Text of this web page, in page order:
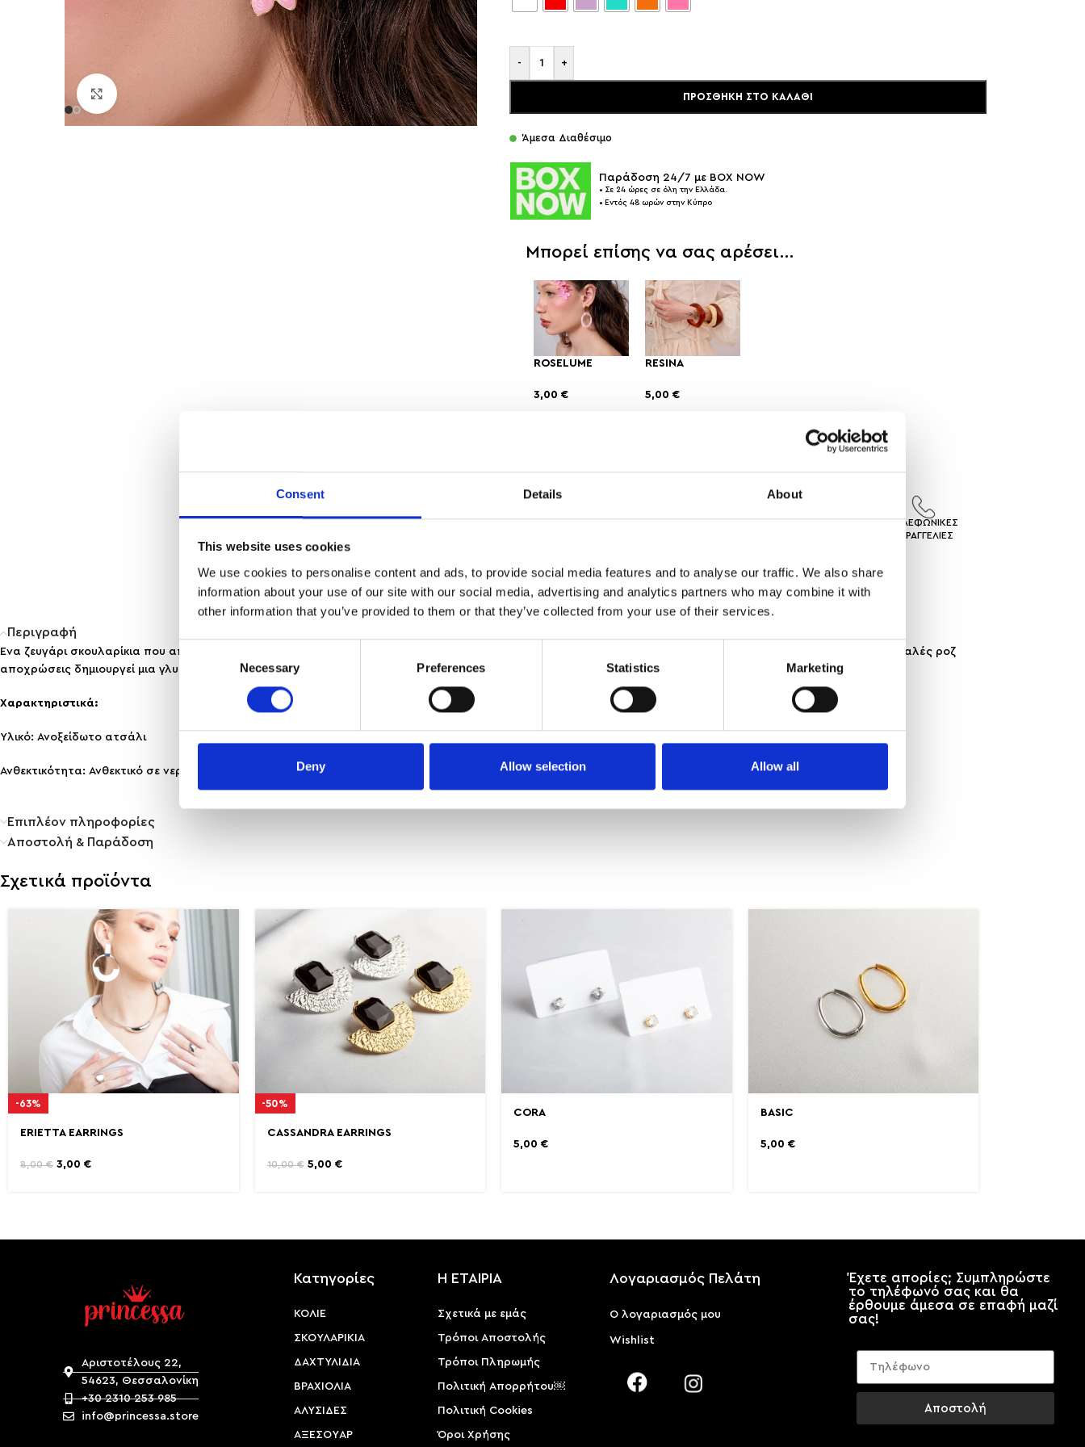
Consent Details About
This website uses cookies
We use cookies to personalise content and ads, to provide social media features and to analyse our traffic. We also share
information about your use of our site with our social media, advertising and analytics partners who may combine it with
other information that you’ve provided to them or that they’ve collected from your use of their services.
Consent
Necessary Preferences Statistics Marketing
Deny Allow selection Allow all
- +
ΠΡΟΣΘΉΚΗ ΣΤΟ ΚΑΛΆΘΙ
Άμεσα Διαθέσιμο
Παράδοση 24/7 με BOX NOW
• Σε 24 ώρες σε όλη την Ελλάδα.
• Εντός 48 ωρών στην Κύπρο
Μπορεί επίσης να σας αρέσει…
ROSELUME
3,00 €
RESINA
5,00 €
ΔΩΡΕΑΝ ΜΕΤΑΦΟΡΙΚΑ
ΑΣΦΑΛΕΙΣ
ΕΠΙΣΤΡΟΦΕΣ
ΤΗΛΕΦΩΝΙΚΕΣ
ΠΑΡΑΓΓΕΛΙΕΣ
Περιγραφή
Ένα ζευγάρι σκουλαρίκια που αποπνέει ρομαντισμό και φρεσκάδα, εμπνευσμένο από την ομορφιά των λουλουδιών. Ο σχεδιασμός τους σε σχήμα άνθους με απαλές ροζ
αποχρώσεις δημιουργεί μια γλυκιά και θηλυκή αισθητική που φωτίζει το πρόσωπο και χαρίζει μια παιχνιδιάρικη αλλά κομψή πινελιά σε κάθε εμφάνιση.
Χαρακτηριστικά:
Υλικό: Ανοξείδωτο ατσάλι
Ανθεκτικότητα: Ανθεκτικό σε νερό & άρωμα, δεν μαυρίζει!
Επιπλέον πληροφορίες
Αποστολή & Παράδοση
Σχετικά προϊόντα
-63%
ERIETTA EARRINGS
8,00€ 3,00 €
-50%
CASSANDRA EARRINGS
10,00€ 5,00 €
CORA
5,00 €
BASIC
5,00 €
Αριστοτέλους 22,
54623, Θεσσαλονίκη
+30 2310 253 985
info@princessa.store
Κατηγορίες
ΚΟΛΙΕ
ΣΚΟΥΛΑΡΙΚΙΑ
ΔΑΧΤΥΛΙΔΙΑ
ΒΡΑΧΙΟΛΙΑ
ΑΛΥΣΙΔΕΣ
ΑΞΕΣΟΥAΡ
Η ΕΤΑΙΡΙΑ
Σχετικά με εμάς
Τρόποι Αποστολής
Τρόποι Πληρωμής
Πολιτική Απορρήτου￼
Πολιτική Cookies
Όροι Χρήσης
Λογαριασμός Πελάτη
Ο λογαριασμός μου
Wishlist
Έχετε απορίες; Συμπληρώστε
το τηλέφωνό σας και θα
έρθουμε άμεσα σε επαφή μαζί
σας!
Αποστολή